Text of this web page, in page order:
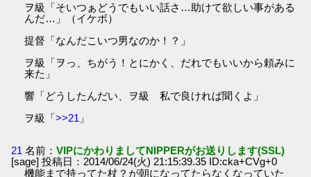
ヲ級「そいつぁどうでもいい話さ…助けて欲しい事がある
んだ…」（イケボ）
提督「なんだこいつ男なのか！？」
ヲ級「ヲっ、ちがう！とにかく、だれでもいいから頼みに
来た」
響「どうしたんだい、ヲ級 私で良ければ聞くよ」
ヲ級「>>21 」
21 名前：VIPにかわりましてNIPPERがお送りします(SSL)
[sage] 投稿日：2014/06/24(火) 21:15:39.35 ID:cka+CVg+0
機能まで持ってた杖？が朝になってたらなくなっていた